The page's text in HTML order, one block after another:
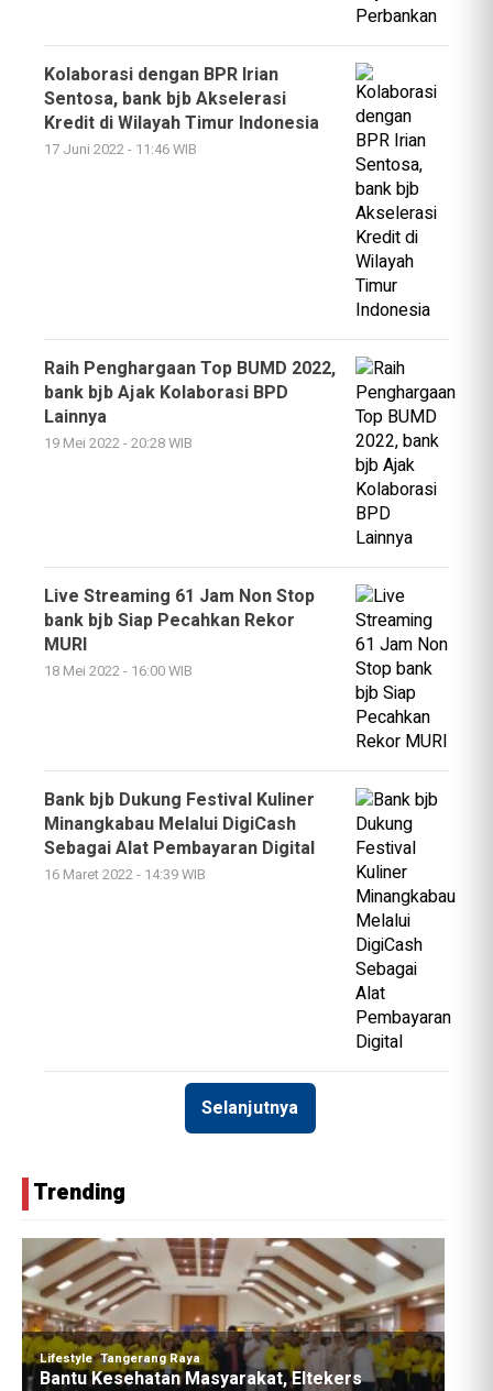
Kolaborasi dengan BPR Irian
Sentosa, bank bjb Akselerasi
Kredit di Wilayah Timur Indonesia
17 Juni 2022 - 11:46 WIB
Raih Penghargaan Top BUMD 2022,
bank bjb Ajak Kolaborasi BPD
Lainnya
19 Mei 2022 - 20:28 WIB
Live Streaming 61 Jam Non Stop
bank bjb Siap Pecahkan Rekor
MURI
18 Mei 2022 - 16:00 WIB
Bank bjb Dukung Festival Kuliner
Minangkabau Melalui DigiCash
Sebagai Alat Pembayaran Digital
16 Maret 2022 - 14:39 WIB
Selanjutnya
Trending